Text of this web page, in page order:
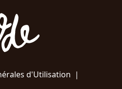
d'Utilisation |